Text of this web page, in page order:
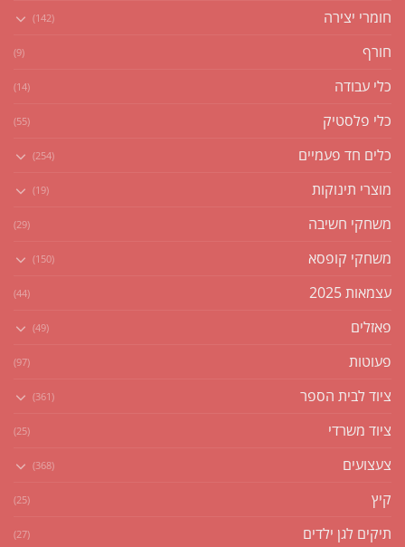
חומרי יצירה (142)
חורף (9)
כלי עבודה (14)
כלי פלסטיק (55)
כלים חד פעמיים (254)
מוצרי תינוקות (19)
משחקי חשיבה (29)
משחקי קופסא (150)
עצמאות 2025 (44)
פאזלים (49)
פעוטות (97)
ציוד לבית הספר (361)
ציוד משרדי (25)
צעצועים (368)
קיץ (25)
תיקים לגן ילדים (27)